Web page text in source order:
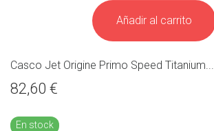
Añadir al carrito
Casco Jet Origine Primo Speed Titanium...
82,60 €
En stock